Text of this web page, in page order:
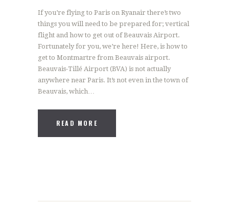
If you’re flying to Paris on Ryanair there’s two
things you will need to be prepared for; vertical
flight and how to get out of Beauvais Airport.
Fortunately for you, we’re here! Here, is how to
get to Montmartre from Beauvais airport.
Beauvais-Tillé Airport (BVA) is not actually
anywhere near Paris. It’s not even in the town of
Beauvais, which…
READ MORE